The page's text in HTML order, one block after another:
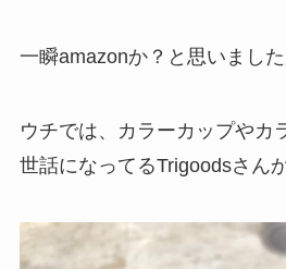
一瞬amazonか？と思いまし
ウチでは、カラーカップやカ
世話になってるTrigoodsさん